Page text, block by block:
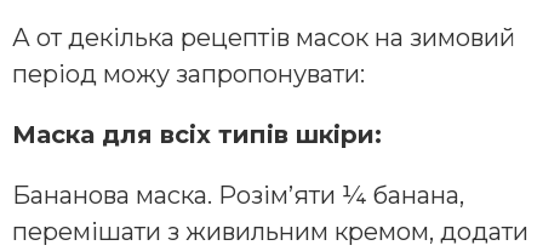
А от декілька рецептів масок на зимовий
період можу запропонувати:
Маска для всіх типів шкіри:
Бананова маска. Розім’яти ¼ банана,
перемішати з живильним кремом, додати